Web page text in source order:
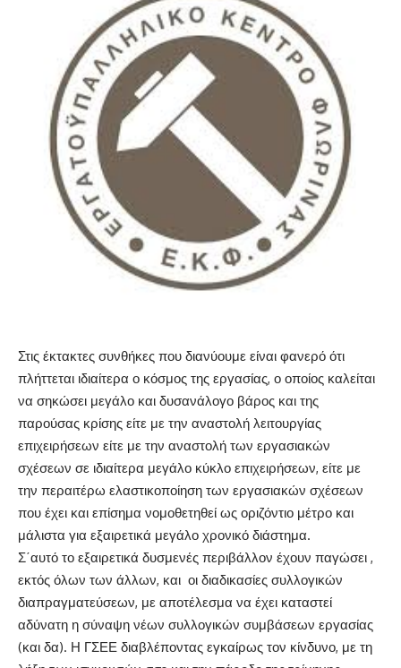
Στις έκτακτες συνθήκες που διανύουμε είναι φανερό ότι
πλήττεται ιδιαίτερα ο κόσμος της εργασίας, ο οποίος καλείται
να σηκώσει μεγάλο και δυσανάλογο βάρος και της
παρούσας κρίσης είτε με την αναστολή λειτουργίας
επιχειρήσεων είτε με την αναστολή των εργασιακών
σχέσεων σε ιδιαίτερα μεγάλο κύκλο επιχειρήσεων, είτε με
την περαιτέρω ελαστικοποίηση των εργασιακών σχέσεων
που έχει και επίσημα νομοθετηθεί ως οριζόντιο μέτρο και
μάλιστα για εξαιρετικά μεγάλο χρονικό διάστημα.
Σ΄αυτό το εξαιρετικά δυσμενές περιβάλλον έχουν παγώσει ,
εκτός όλων των άλλων, και οι διαδικασίες συλλογικών
διαπραγματεύσεων, με αποτέλεσμα να έχει καταστεί
αδύνατη η σύναψη νέων συλλογικών συμβάσεων εργασίας
(και δα). Η ΓΣΕΕ διαβλέποντας εγκαίρως τον κίνδυνο, με τη